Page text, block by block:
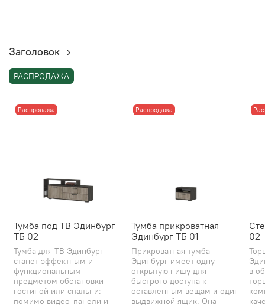
Заголовок
РАСПРОДАЖА
Распродажа
Тумба под ТВ Эдинбург
ТБ 02
Тумба для ТВ Эдинбург
станет эффектным и
функциональным
предметом обстановки
гостиной или спальни:
помимо видео-панели и
Распродажа
Тумба прикроватная
Эдинбург ТБ 01
Прикроватная тумба
Эдинбург имеет одну
открытую нишу для
быстрого доступа к
оставленным вещам и один
выдвижной ящик. Она
02
в